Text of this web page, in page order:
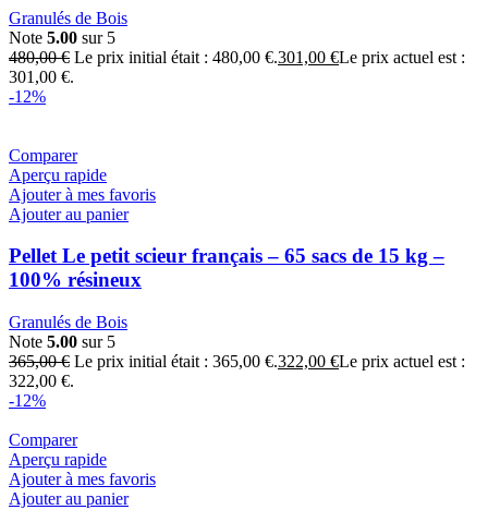
Granulés de Bois
Note 5.00 sur 5
480,00€ Le prix initial était : 480,00 €.301,00 €Le prix actuel est :
301,00 €.
-12%
Comparer
Aperçu rapide
Ajouter à mes favoris
Ajouter au panier
Pellet Le petit scieur français – 65 sacs de 15 kg –
100% résineux
Granulés de Bois
Note 5.00 sur 5
365,00€ Le prix initial était : 365,00 €.322,00 €Le prix actuel est :
322,00 €.
-12%
Comparer
Aperçu rapide
Ajouter à mes favoris
Ajouter au panier